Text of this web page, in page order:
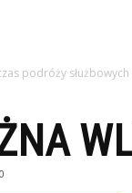
podróży służbowych
0